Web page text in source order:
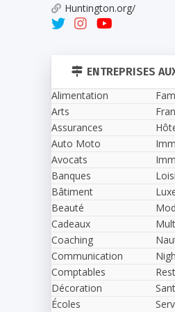
Huntington.org/
ENTREPRISES
Alimentation
Arts
Assurances
Auto Moto
Avocats
Banques
Bâtiment
Beauté
Cadeaux
Coaching
Communication
Comptables
Décoration
Écoles